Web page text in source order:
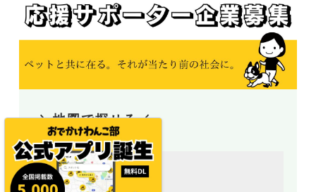
＼地図で探せる／